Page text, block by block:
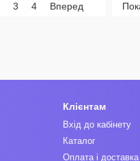
3 4 Вперед
Клієнтам
Вхід до кабінету
Каталог
Оплата і доставка